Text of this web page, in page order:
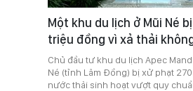
Một khu du lịch ở Mũi Né
triệu đồng vì xả thải
Chủ đầu tư khu du lịch Apec
Né (tỉnh Lâm Đồng) bị xử phạt
nước thải sinh hoạt vượt quy